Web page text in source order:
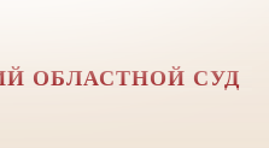
ОБЛАСТНОЙ СУД